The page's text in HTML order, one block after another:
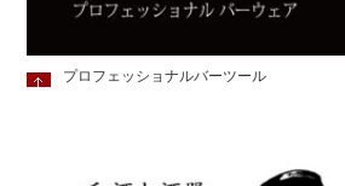
プロフェッショナルバーツール